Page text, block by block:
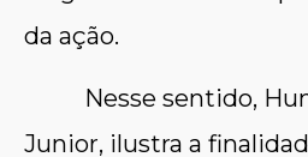
da ação.
Nesse sentido,
Junior, ilustra a